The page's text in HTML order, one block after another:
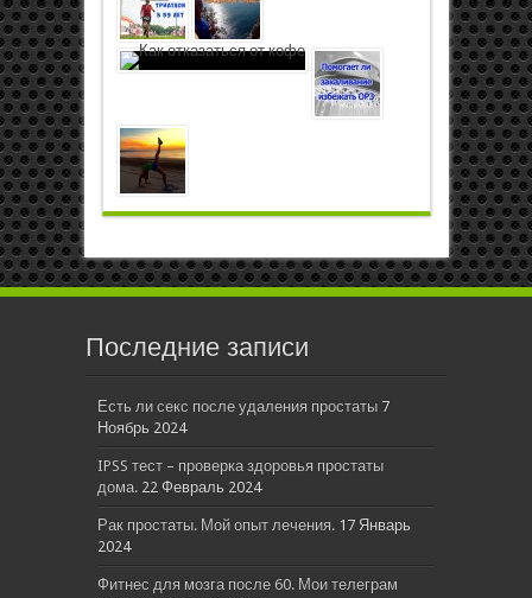
Последние записи
Есть ли секс после удаления простаты 7
Ноябрь 2024
IPSS тест – проверка здоровья простаты
дома. 22 Февраль 2024
Рак простаты. Мой опыт лечения. 17 Январь
2024
Фитнес для мозга после 60. Мои телеграм